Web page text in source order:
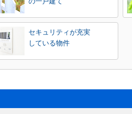
セキュリティが充実
している物件